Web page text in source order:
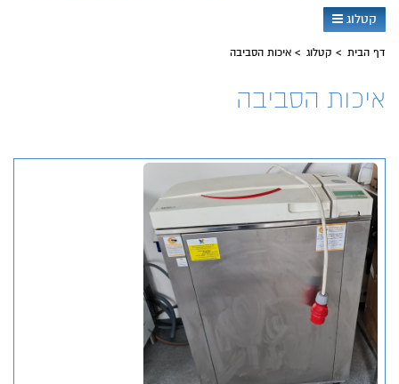
קטלוג
דף הבית קטלוג איכות הסביבה
איכות הסביבה